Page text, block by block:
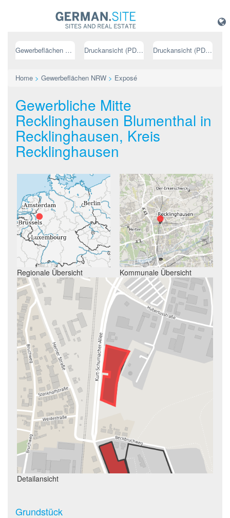
Gewerbeflächen NRW Druckansicht (PDF) // deutsch Druckansicht (PDF) // englisch
Home > Gewerbeflächen NRW > Exposé
Gewerbliche Mitte
Recklinghausen Blumenthal in
Recklinghausen, Kreis
Recklinghausen
Regionale Übersicht Kommunale Übersicht
Detailansicht
Grundstück